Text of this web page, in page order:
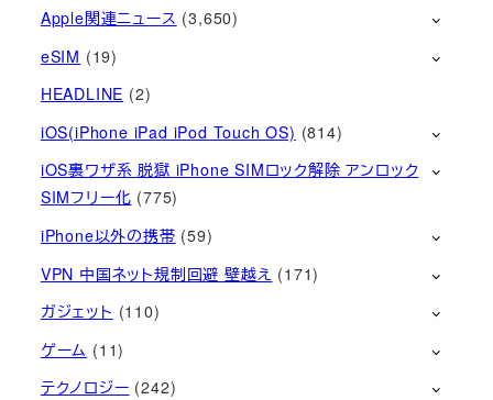
Apple関連ニュース (3,650)
eSIM (19)
HEADLINE (2)
iOS(iPhone iPad iPod Touch OS) (814)
iOS裏ワザ系 脱獄 iPhone SIMロック解除 アンロック
SIMフリー化 (775)
iPhone以外の携帯 (59)
VPN 中国ネット規制回避 壁越え (171)
ガジェット (110)
ゲーム (11)
テクノロジー (242)